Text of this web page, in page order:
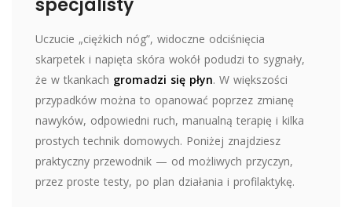
Uczucie „ciężkich nóg”, widoczne odciśnięcia
skarpetek i napięta skóra wokół podudzi to sygnały,
że w tkankach gromadzi się płyn. W większości
przypadków można to opanować poprzez zmianę
nawyków, odpowiedni ruch, manualną terapię i kilka
prostych technik domowych. Poniżej znajdziesz
praktyczny przewodnik — od możliwych przyczyn,
przez proste testy, po plan działania i profilaktykę.